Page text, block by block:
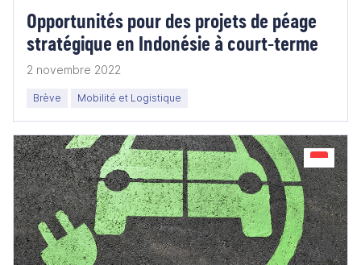
Opportunités pour des projets de péage
stratégique en Indonésie à court-terme
2 novembre 2022
Brève Mobilité et Logistique